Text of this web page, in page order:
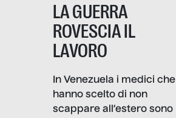
LA GUERRA
ROVESCIA IL
LAVORO
In Venezuela i medici che
hanno scelto di non
scappare all’estero sono